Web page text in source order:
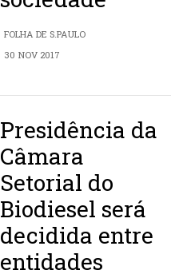
FOLHA DE S.PAULO
30 NOV 2017
Presidência da
Câmara
Setorial do
Biodiesel será
decidida entre
entidades